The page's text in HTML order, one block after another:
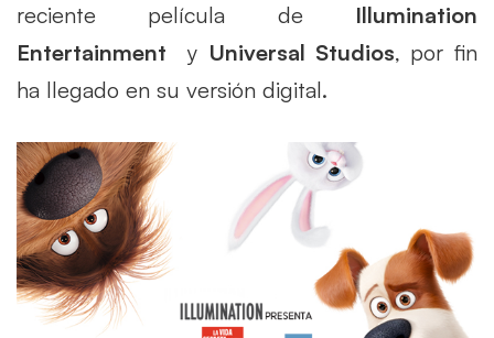
reciente película de Illumination
Entertainment y Universal Studios, por fin
ha llegado en su versión digital.